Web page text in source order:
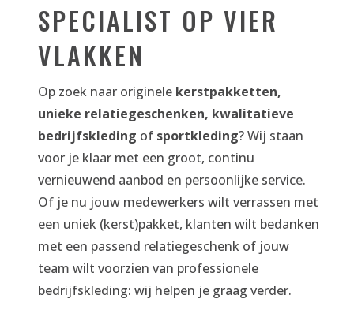
SPECIALIST OP VIER
VLAKKEN
Op zoek naar originele kerstpakketten,
unieke relatiegeschenken, kwalitatieve
bedrijfskleding of sportkleding? Wij staan
voor je klaar met een groot, continu
vernieuwend aanbod en persoonlijke service.
Of je nu jouw medewerkers wilt verrassen met
een uniek (kerst)pakket, klanten wilt bedanken
met een passend relatiegeschenk of jouw
team wilt voorzien van professionele
bedrijfskleding: wij helpen je graag verder.